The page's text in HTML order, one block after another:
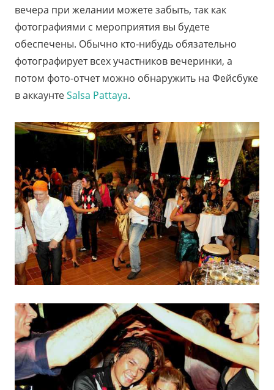
вечера при желании можете забыть, так как
фотографиями с мероприятия вы будете
обеспечены. Обычно кто-нибудь обязательно
фотографирует всех участников вечеринки, а
потом фото-отчет можно обнаружить на Фейсбуке
в аккаунтеSalsa Pattaya.